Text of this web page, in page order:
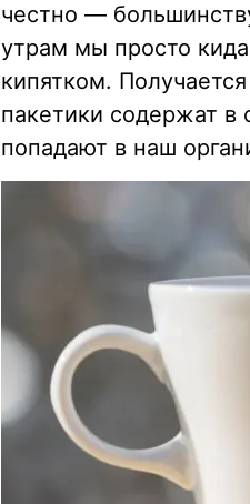
честно —
утрам мы просто
кипятком.
пакетики содержат в
попадают в наш